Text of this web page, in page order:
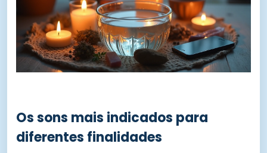
Os sons mais indicados para
diferentes finalidades